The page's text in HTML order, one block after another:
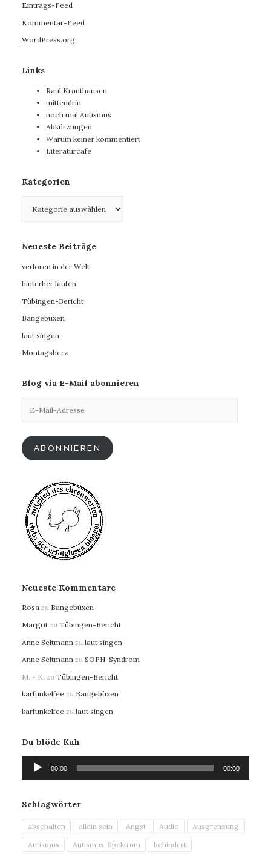
Eintrags-Feed
Kommentar-Feed
WordPress.org
Links
Raul Krauthausen
mittendrin
noch mal Autismus
Abkürzungen
Warum keiner kommentiert
Literaturcafe
Kategorien
Neueste Beiträge
verloren in der Welt
hinterher laufen
Tübingen-Bericht
Bangebüxen
laut singen
Montagsherz
Blog via E-Mail abonnieren
Mail-
ABONNIEREN
Neueste Kommentare
Rosa zu Bangebüxen
Margrit zu Tübingen-Bericht
Anne Seltmann zu laut singen
Anne Seltmann zu SOPH-Syndrom
M. - K. zu Tübingen-Bericht
karfunkelfee zu Bangebüxen
karfunkelfee zu laut singen
Du blöde Kuh
Audio-
Player
00:00 00:00
Schlagwörter
abschalten allein sein Angst Audio
Ausgrenzung
Autismus
Autismus-Spektrum behindert